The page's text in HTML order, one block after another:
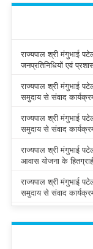
राज्यपाल श्री मंगुभाई
जनप्रतिनिधियों एवं
राज्यपाल श्री मंगुभाई
समुदाय से संवाद
राज्यपाल श्री मंगुभाई
समुदाय से संवाद
राज्यपाल श्री मंगुभाई
आवास योजना के
राज्यपाल श्री मंगुभाई
समुदाय से संवाद